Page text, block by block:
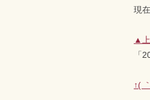
現
▲
「
↑(